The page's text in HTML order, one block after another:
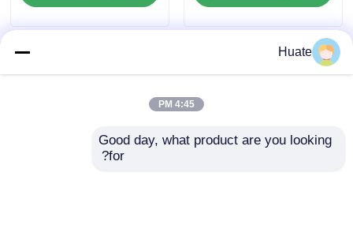
Huate
4:45 PM
Good day, what product are you looking
for?